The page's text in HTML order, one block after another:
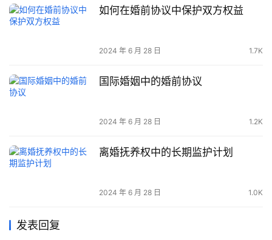
如何在婚前协议中保护双方权益
2024 年 6 月 28 日 1.7K
国际婚姻中的婚前协议
2024 年 6 月 28 日 1.2K
离婚抚养权中的长期监护计划
2024 年 6 月 28 日 1.0K
发表回复